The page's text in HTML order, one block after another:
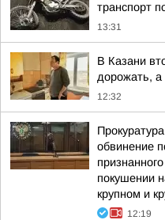
транспорт
13:31
В Казани
дорожать,
12:32
обвинение
покушении
крупном и
12:19